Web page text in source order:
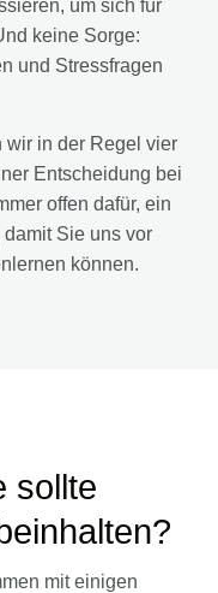
um sich für
keine Sorge:
und Stressfragen
wir in der Regel vier
Entscheidung bei
offen dafür, ein
Sie uns vor
können.
sollte
mit einigen